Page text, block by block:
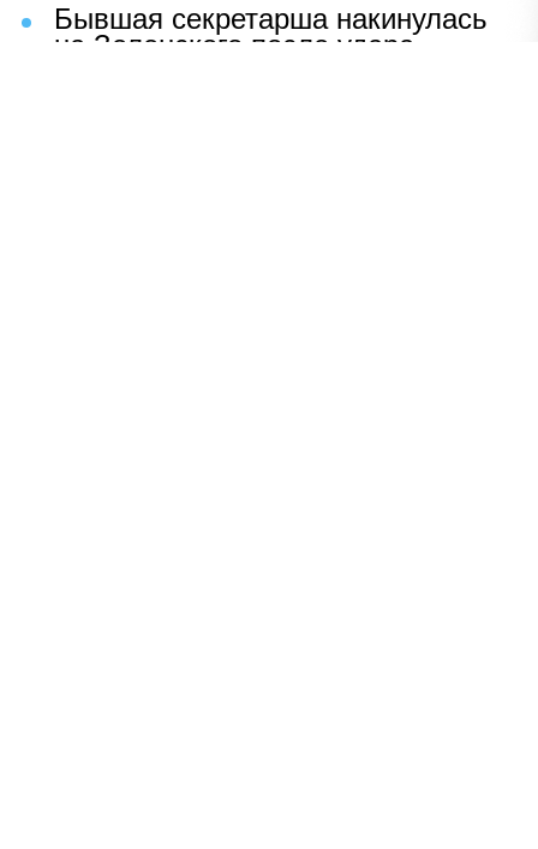
Бывшая секретарша накинулась
на Зеленского после удара